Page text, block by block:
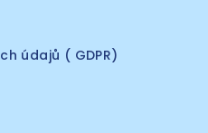
údajů ( GDPR)